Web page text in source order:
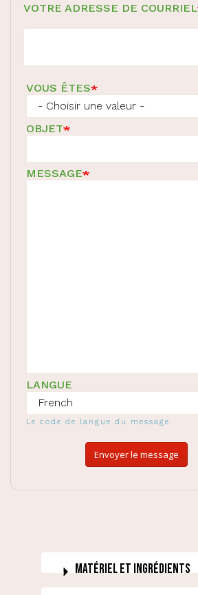
VOTRE ADRESSE DE COURRIEL
VOUS ÊTES
OBJET
MESSAGE
LANGUE
Le code de langue du message.
Envoyer le message
Matériel et ingrédients